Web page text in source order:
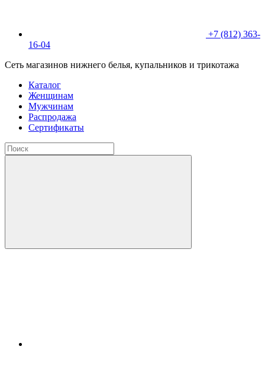
+7 (812) 363-
16-04
Сеть магазинов нижнего белья, купальников и трикотажа
Каталог
Женщинам
Мужчинам
Распродажа
Сертификаты